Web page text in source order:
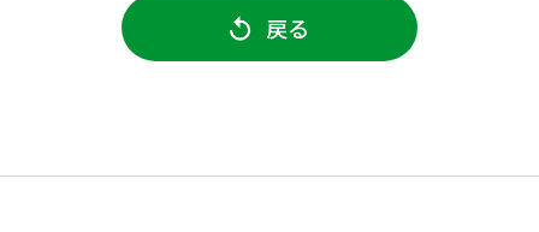
戻る